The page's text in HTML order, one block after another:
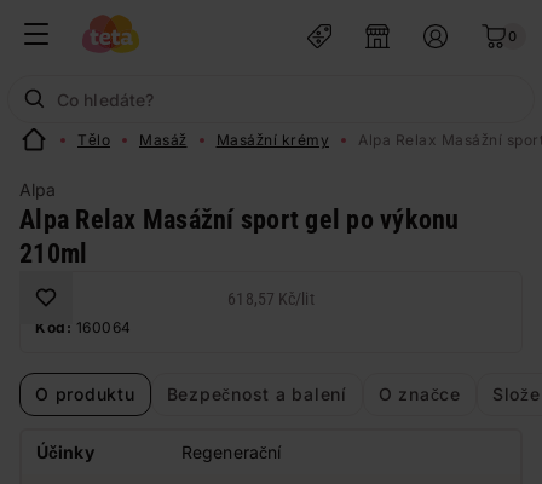
0
Tělo Masáž Masážní krémy Alpa Relax Masážní
Alpa
Alpa Relax Masážní sport gel po výkonu
210ml
618,57 Kč/ lit
Kód: 160064
O produktu Bezpečnost a balení O značce
Účinky Regenerační